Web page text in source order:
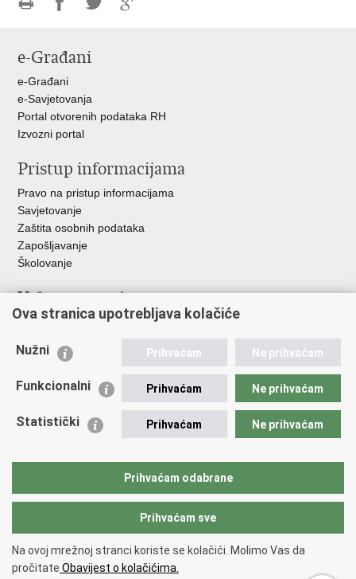
FacebookuTwitteru
e-Građani
e-Građani
e-Savjetovanja
Portal otvorenih podataka RH
Izvozni portal
Pristup informacijama
Pravo na pristup informacijama
Savjetovanje
Zaštita osobnih podataka
Zapošljavanje
Školovanje
Važne poveznice
Ministarstvo unutarnjih poslova
Udruge
Policijska akademija
Zaklada policijske solidarnosti
Vučetić"
Copyright © 2026 Policijska uprava istarska.
pristupačnosti.
Ova stranica upotrebljava kolačiće
Nužni Prihvaćam Ne prihvaćam
Funkcionalni Prihvaćam Ne prihvaćam
Statistički Prihvaćam Ne prihvaćam
Prihvaćam odabrane
Prihvaćam sve
Na ovoj mrežnoj stranci koriste se kolačići. Molimo Vas da
pročitate Obavijest o kolačićima.